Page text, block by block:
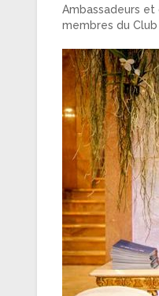
Ambassadeurs
membres du Club